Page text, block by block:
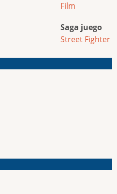
Film
Saga juego
Street Fighter